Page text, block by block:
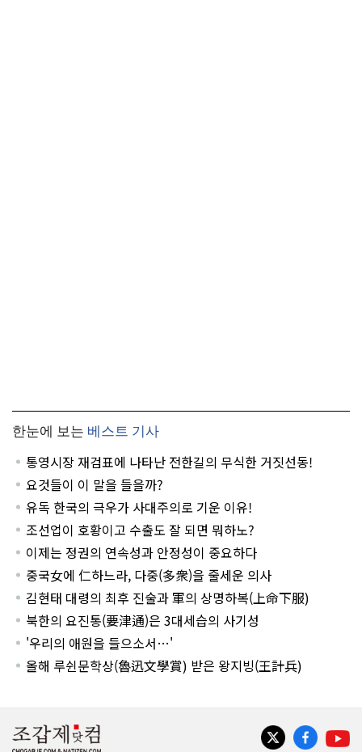
한눈에 보는 베스트 기사
통영시장 재검표에 나타난 전한길의 무식한 거짓선동!
요것들이 이 말을 들을까?
유독 한국의 극우가 사대주의로 기운 이유!
조선업이 호황이고 수출도 잘 되면 뭐하노?
이제는 정권의 연속성과 안정성이 중요하다
중국女에 仁하느라, 다중(多衆)을 줄세운 의사
김현태 대령의 최후 진술과 軍의 상명하복(上命下服)
북한의 요진통(要津通)은 3대세습의 사기성
'우리의 애원을 들으소서…'
올해 루쉰문학상(魯迅文學賞) 받은 왕지빙(王計兵)